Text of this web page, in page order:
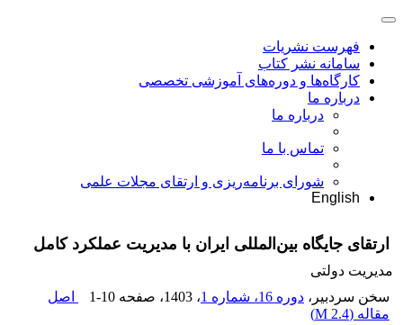
فهرست نشریات
سامانه نشر کتاب
کارگاه‌ها و دوره‌های آموزشی تخصصی
درباره ما
درباره ما
تماس با ما
شورای برنامه‌ریزی و ارتقای مجلات علمی
English
ارتقای جایگاه بین‌المللی ایران با مدیریت عملکرد کامل
مدیریت دولتی
سخن سردبیر، دوره 16، شماره 1 ، 1403 ، صفحه 1-10
اصل
مقاله (2.4 M
)